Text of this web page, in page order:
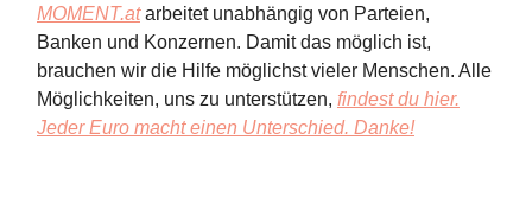
MOMENT.atarbeitet unabhängig von Parteien,
Banken und Konzernen. Damit das möglich ist,
brauchen wir die Hilfe möglichst vieler Menschen. Alle
Möglichkeiten, uns zu unterstützen, findest du hier.
Jeder Euro macht einen Unterschied. Danke!